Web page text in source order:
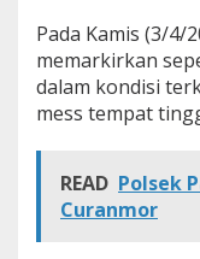
Pada Kamis (3/4/
memarkirkan
dalam kondisi
mess tempat
READ Polsek
Curanmor